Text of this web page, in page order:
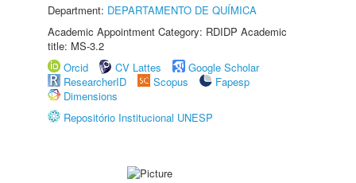
Department: DEPARTAMENTO DE QUÍMICA
Academic Appointment Category: RDIDP Academic
title: MS-3.2
Orcid
CV Lattes
Google Scholar
ResearcherID
Scopus
Fapesp
Dimensions
Repositório Institucional UNESP